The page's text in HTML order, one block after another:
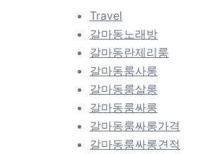
Travel
갈마동노래방
갈마동란제리룸
갈마동룸사롱
갈마동룸살롱
갈마동룸싸롱
갈마동룸싸롱가격
갈마동룸싸롱견적